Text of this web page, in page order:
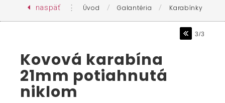
naspäť ⋮ Úvod / Galantéria / Karabínky
3/3
Kovová karabína
21mm potiahnutá
niklom